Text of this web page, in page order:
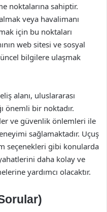
noktalarına sahiptir.
veya havalimanı
için bu noktaları
web sitesi ve sosyal
bilgilere ulaşmak
alanı, uluslararası
önemli bir noktadır.
ve güvenlik önlemleri ile
sağlamaktadır. Uçuş
seçenekleri gibi konularda
daha kolay ve
yardımcı olacaktır.